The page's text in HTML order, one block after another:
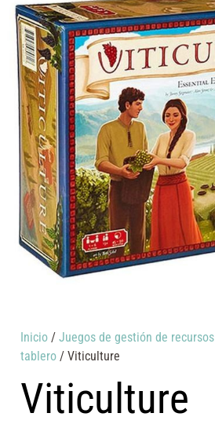
Inicio /Juegos de gestión de recursos
tablero / Viticulture
Viticulture